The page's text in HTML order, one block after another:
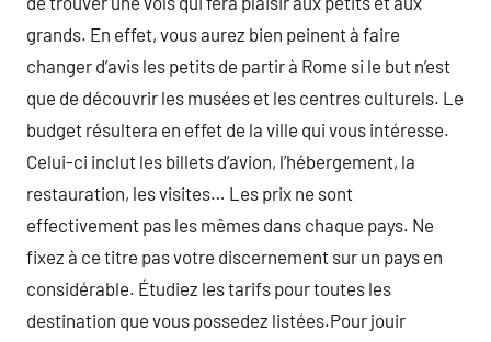
grands. En effet, vous aurez bien peinent à faire
changer d’avis les petits de partir à Rome si le but n’est
que de découvrir les musées et les centres culturels. Le
budget résultera en effet de la ville qui vous intéresse.
Celui-ci inclut les billets d’avion, l’hébergement, la
restauration, les visites… Les prix ne sont
effectivement pas les mêmes dans chaque pays. Ne
fixez à ce titre pas votre discernement sur un pays en
considérable. Étudiez les tarifs pour toutes les
destination que vous possedez listées.Pour jouir